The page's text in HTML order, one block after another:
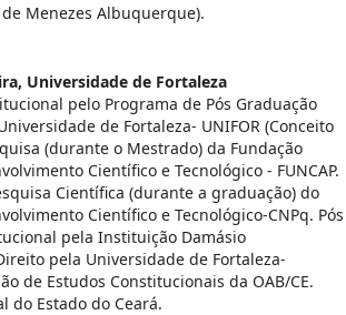
Menezes Albuquerque).
Universidade de Fortaleza
pelo Programa de Pós Graduação
de Fortaleza- UNIFOR (Conceito
(durante o Mestrado) da Fundação
Científico e Tecnológico - FUNCAP.
Científica (durante a graduação) do
Científico e Tecnológico-CNPq. Pós
pela Instituição Damásio
pela Universidade de Fortaleza-
de Estudos Constitucionais da OAB/CE.
do Estado do Ceará.